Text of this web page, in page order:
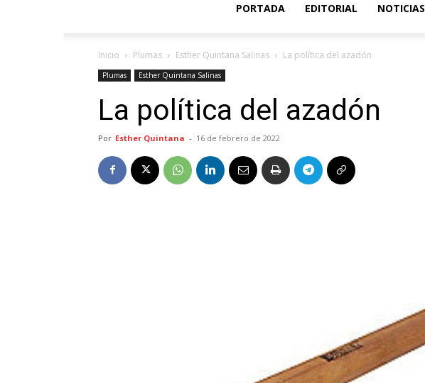
PORTADA EDITORIAL NOTICIAS
Inicio Plumas Esther Quintana Salinas La política del azadón
Plumas Esther Quintana Salinas
La política del azadón
Por Esther Quintana - 16 de febrero de 2022